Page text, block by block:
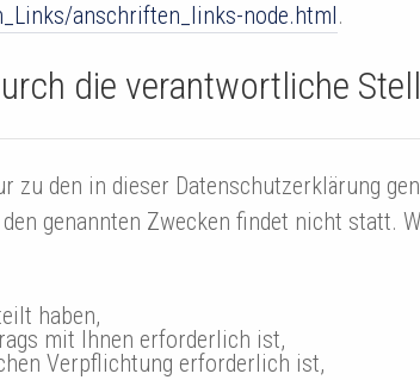
anschriften_links-node.html.
die verantwortliche
zu den in dieser Datenschutzerklärung
genannten Zwecken findet nicht statt.
haben,
mit Ihnen erforderlich ist,
Verpflichtung erforderlich ist,